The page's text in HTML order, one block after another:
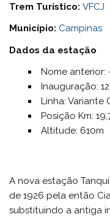
Trem Turístico: VFCJ
Município: Campinas
Dados da estação
Nome anterior:
Inauguração:
Linha: Variante
Posição Km:
Altitude: 610m
A nova estação
de 1926 pela então
substituindo a antiga